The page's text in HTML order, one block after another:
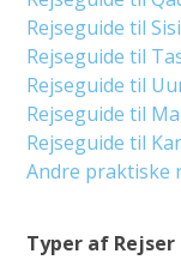
Typer af Rejser
Rejseguide til
Rejseguide til
Rejseguide til
Rejseguide til
Rejseguide til
Andre praktiske